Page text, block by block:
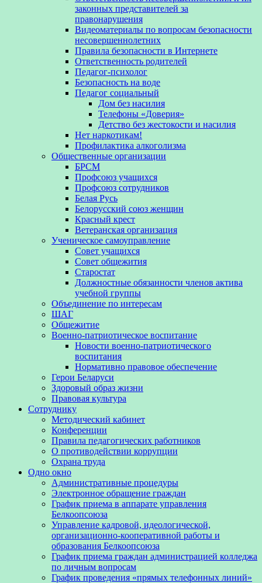
законных представителей за
правонарушения
Видеоматериалы по вопросам безопасности
несовершеннолетних
Правила безопасности в Интернете
Ответственность родителей
Педагог-психолог
Безопасность на воде
Педагог социальный
Дом без насилия
Телефоны «Доверия»
Детство без жестокости и насилия
Нет наркотикам!
Профилактика алкоголизма
Общественные организации
БРСМ
Профсоюз учащихся
Профсоюз сотрудников
Белая Русь
Белорусский союз женщин
Красный крест
Ветеранская организация
Ученическое самоуправление
Совет учащихся
Совет общежития
Старостат
Должностные обязанности членов актива
учебной группы
Объединение по интересам
ШАГ
Общежитие
Военно-патриотическое воспитание
Новости военно-патриотического
воспитания
Нормативно правовое обеспечение
Герои Беларуси
Здоровый образ жизни
Правовая культура
Сотруднику
Методический кабинет
Конференции
Правила педагогических работников
О противодействии коррупции
Охрана труда
Одно окно
Административные процедуры
Электронное обращение граждан
График приема в аппарате управления
Белкоопсоюза
Управление кадровой, идеологической,
организационно-кооперативной работы и
образования Белкоопсоюза
График приема граждан администрацией колледжа
по личным вопросам
График проведения «прямых телефонных линий»